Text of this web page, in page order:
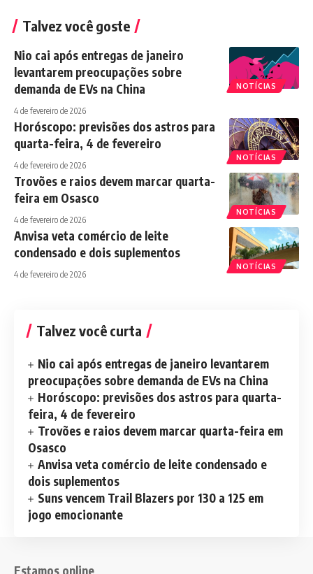
Talvez você goste
NOTÍCIAS
Nio cai após entregas de janeiro
levantarem preocupações sobre
demanda de EVs na China
4 de fevereiro de 2026
NOTÍCIAS
Horóscopo: previsões dos astros para
quarta-feira, 4 de fevereiro
4 de fevereiro de 2026
NOTÍCIAS
Trovões e raios devem marcar quarta-
feira em Osasco
4 de fevereiro de 2026
NOTÍCIAS
Anvisa veta comércio de leite
condensado e dois suplementos
4 de fevereiro de 2026
Talvez você curta
Nio cai após entregas de janeiro levantarem
preocupações sobre demanda de EVs na China
Horóscopo: previsões dos astros para quarta-
feira, 4 de fevereiro
Trovões e raios devem marcar quarta-feira em
Osasco
Anvisa veta comércio de leite condensado e
dois suplementos
Suns vencem Trail Blazers por 130 a 125 em
jogo emocionante
Estamos online